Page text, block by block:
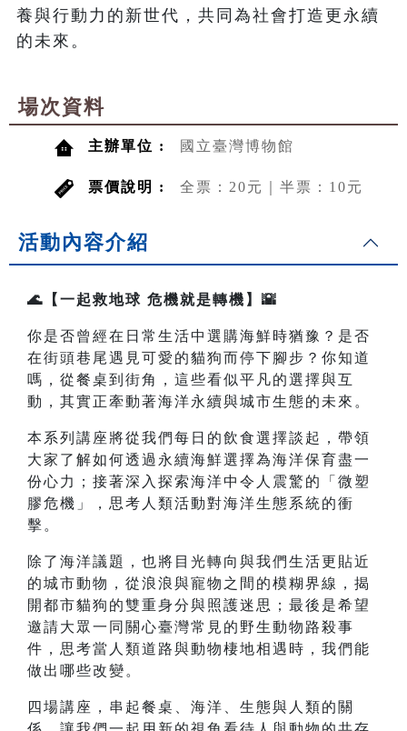
養與行動力的新世代，共同為社會打造更永續
的未來。
場次資料
主辦單位 : 國立臺灣博物館
票價說明 : 全票：20元｜半票：10元
活動內容介紹
🌊【一起救地球 危機就是轉機】🌇
你是否曾經在日常生活中選購海鮮時猶豫？是否
在街頭巷尾遇見可愛的貓狗而停下腳步？你知道
嗎，從餐桌到街角，這些看似平凡的選擇與互
動，其實正牽動著海洋永續與城市生態的未來。
本系列講座將從我們每日的飲食選擇談起，帶領
大家了解如何透過永續海鮮選擇為海洋保育盡一
份心力；接著深入探索海洋中令人震驚的「微塑
膠危機」，思考人類活動對海洋生態系統的衝
擊。
除了海洋議題，也將目光轉向與我們生活更貼近
的城市動物，從浪浪與寵物之間的模糊界線，揭
開都市貓狗的雙重身分與照護迷思；最後是希望
邀請大眾一同關心臺灣常見的野生動物路殺事
件，思考當人類道路與動物棲地相遇時，我們能
做出哪些改變。
四場講座，串起餐桌、海洋、生態與人類的關